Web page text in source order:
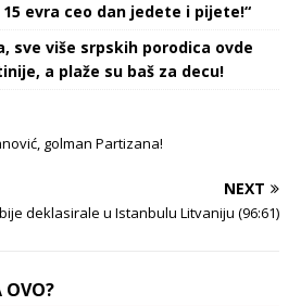
evra ceo dan jedete i pijete!“
sve više srpskih porodica ovde
a plaže su baš za decu!
golman Partizana!
NEXT
deklasirale u Istanbulu Litvaniju (96:61)
OVO?